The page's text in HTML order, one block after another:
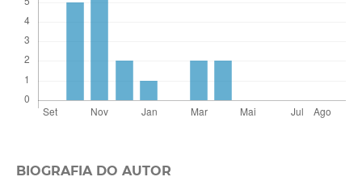
BIOGRAFIA DO AUTOR